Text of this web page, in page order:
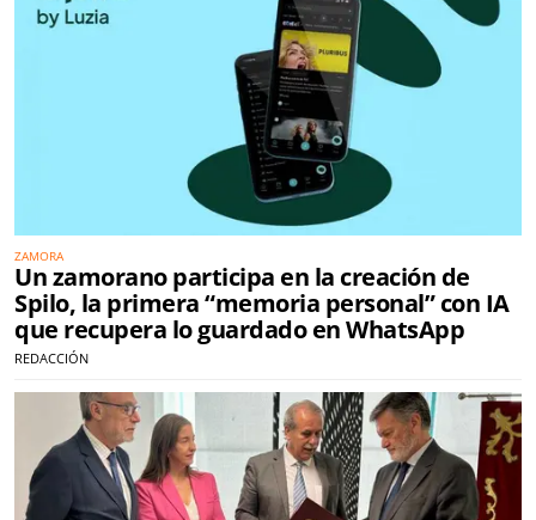
ZAMORA
Un zamorano participa en la creación de
Spilo, la primera “memoria personal” con IA
que recupera lo guardado en WhatsApp
REDACCIÓN